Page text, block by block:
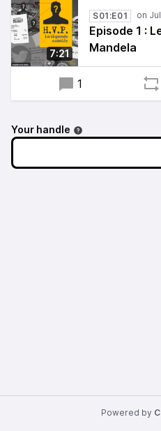
7:21
S01:E01
Episode 1 :
Mandela
1
Your handle
Powered by